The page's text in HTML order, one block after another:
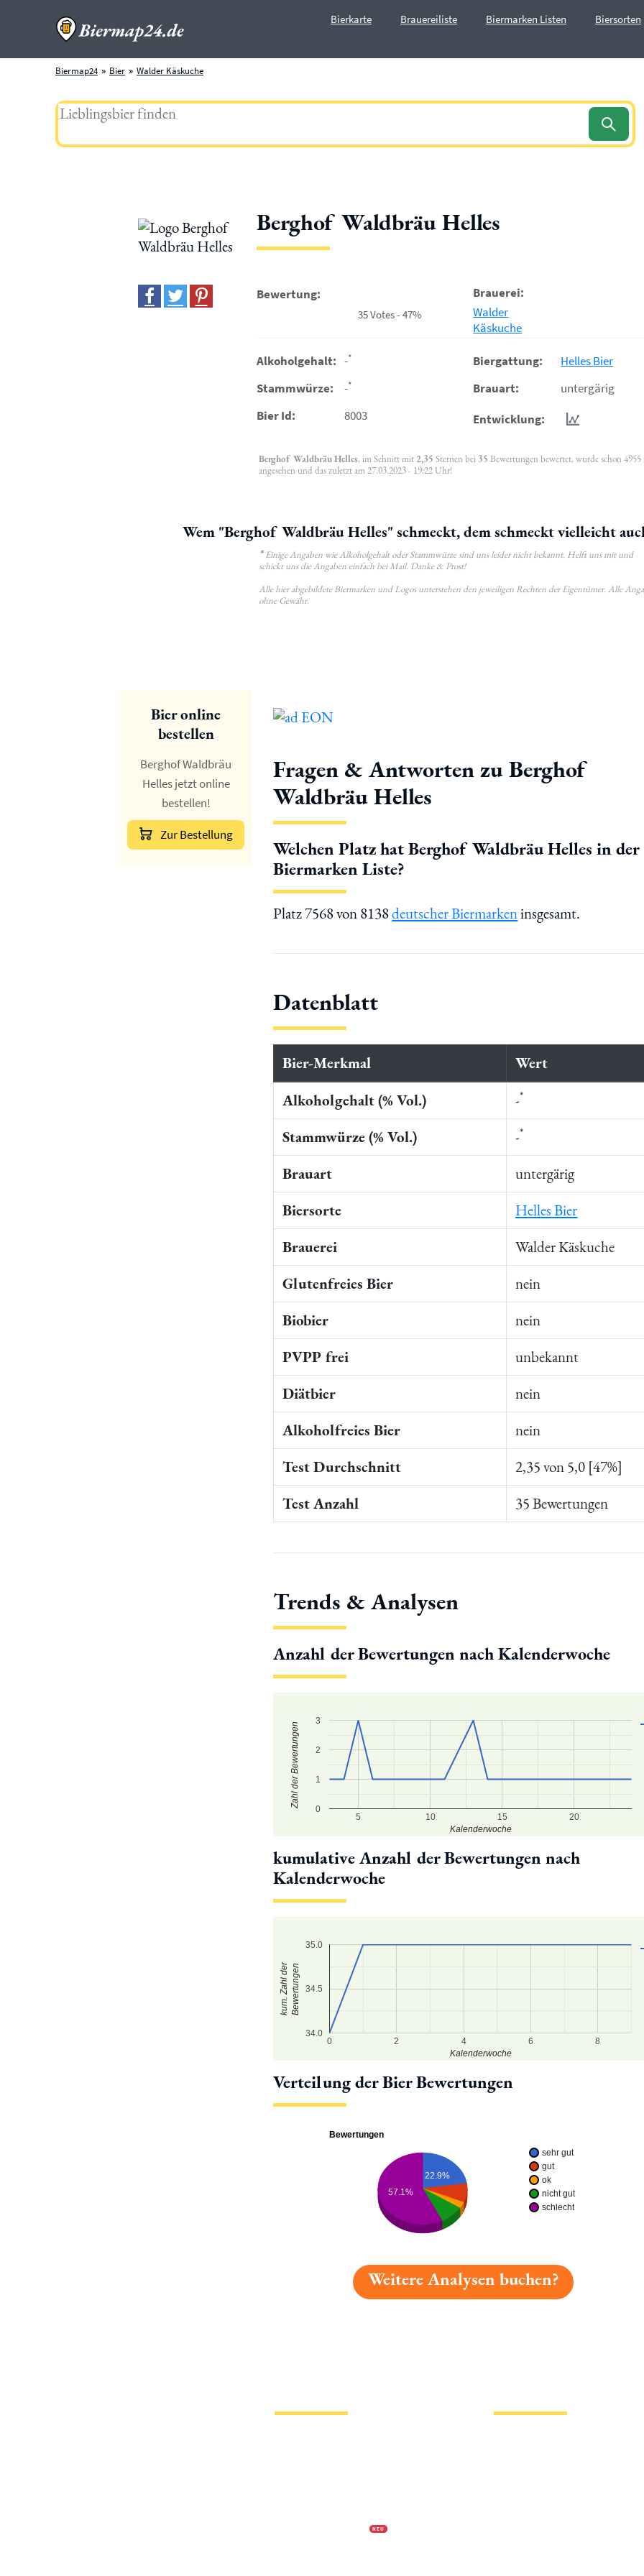
Bierkarte Brauereiliste Biermarken Listen Biersorten
Biermap24 Bier Walder Käskuche
Berghof Waldbräu Helles
Bewertung:
35 Votes - 47%
Brauerei:
Walder
Käskuche
Alkoholgehalt: -*
Stammwürze: -*
Bier Id: 8003
Biergattung:
Helles Bier
Brauart:
untergärig
Entwicklung:
Berghof Waldbräu Helles, im Schnitt mit 2,35 Sternen bei 35 Bewertungen bewertet, wurde schon 4955
angesehen und das zuletzt am 27.03.2023 - 19:22 Uhr!
Wem "Berghof Waldbräu Helles" schmeckt, dem schmeckt vielleicht
*Einige Angaben wie Alkoholgehalt oder Stammwürze sind uns leider nicht bekannt. Helft uns mit und
schickt uns die Angaben einfach bei Mail. Danke & Prost!
Alle hier abgebildete Biermarken und Logos unterstehen den jeweiligen Rechten der Eigentümer. Alle
ohne Gewähr.
Bier online
bestellen
Berghof Waldbräu
Helles jetzt online
bestellen!
Zur Bestellung
Fragen & Antworten zu Berghof
Waldbräu Helles
Welchen Platz hat Berghof Waldbräu Helles in der
Biermarken Liste?
Platz 7568 von 8138deutscher Biermarkeninsgesamt.
Datenblatt
Bier-Merkmal
Wert
Alkoholgehalt (% Vol.)
-*
Stammwürze (% Vol.) -*
Brauart
untergärig
Biersorte
Helles Bier
Brauerei
Walder Käskuche
Glutenfreies Bier
nein
Biobier
nein
PVPP frei
unbekannt
Diätbier
nein
Alkoholfreies Bier
nein
Test Durchschnitt
2,35 von 5,0 [47%]
Test Anzahl
35 Bewertungen
Trends & Analysen
Anzahl der Bewertungen nach Kalenderwoche
5 10 15 20
0
1
2
3
Kalenderwoche
Zahl der Bewertungen
kumulative Anzahl der Bewertungen nach
Kalenderwoche
0 2 4 6 8
34.0
34.5
35.0
Kalenderwoche
kum. Zahl derBewertungen
Verteilung der Bier Bewertungen
Bewertungen
sehr gut
gut
ok
nicht gut
schlecht
22.9%
57.1%
Weitere Analysen buchen?
N E U